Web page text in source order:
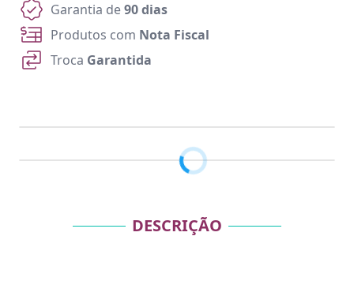
Garantia de90 dias
Produtos com Nota Fiscal
Troca Garantida
DESCRIÇÃO